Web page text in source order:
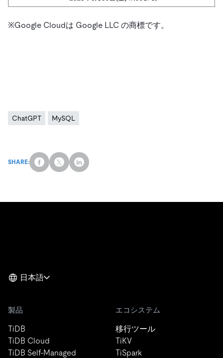
※Google Cloudは Google LLC の商標です。
ChatGPT MySQL
SHARE:
日本語
製品
TiDB
TiDB Cloud
TiDB Self-Managed
エコシステム
移行ツール
TiKV
TiSpark